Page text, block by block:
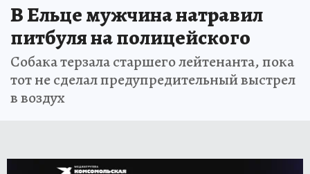
В Ельце мужчина натравил
питбуля на полицейского
Собака терзала старшего лейтенанта, пока
тот не сделал предупредительный выстрел
в воздух